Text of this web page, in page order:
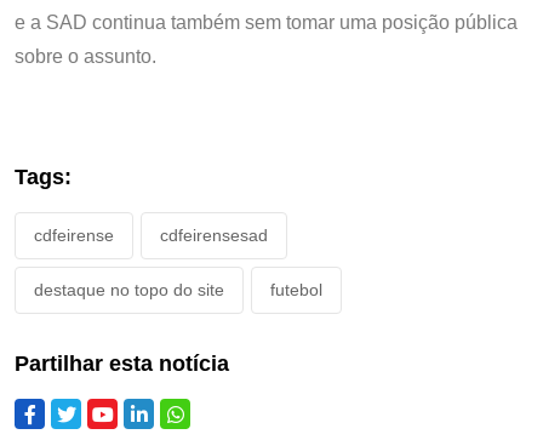
e a SAD continua também sem tomar uma posição pública
sobre o assunto.
Tags:
cdfeirense cdfeirensesad
destaque no topo do site futebol
Partilhar esta notícia